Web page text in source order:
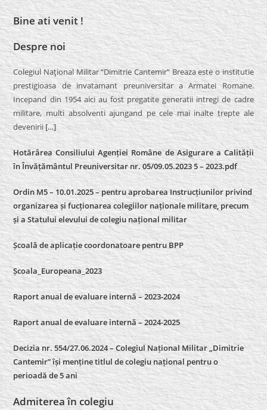
Bine ati venit !
Despre noi
Colegiul Naţional Militar “Dimitrie Cantemir” Breaza este o institutie
prestigioasa de invatamant preuniversitar a Armatei Romane.
Incepand din 1954 aici au fost pregatite generatii intregi de cadre
militare, multi absolventi ajungand pe cele mai inalte trepte ale
devenirii […]
Hotărârea Consiliului Agenției Române de Asigurare a Calității
în Învățământul Preuniversitar nr. 05/09.05.2023 5 – 2023.pdf
Ordin M5 – 10.01.2025 – pentru aprobarea Instrucțiunilor privind
organizarea și fucționarea colegiilor naționale militare, precum
și a Statului elevului de colegiu național militar
Școală de aplicație coordonatoare pentru BPP
Școala_Europeana_2023
Raport anual de evaluare internă – 2023-2024
Raport anual de evaluare internă –2024-2025
Decizia nr. 554/27.06.2024 – Colegiul Național Militar „Dimitrie
Cantemir” își menține titlul de colegiu național pentru o
perioadă de 5 ani
Admiterea în colegiu